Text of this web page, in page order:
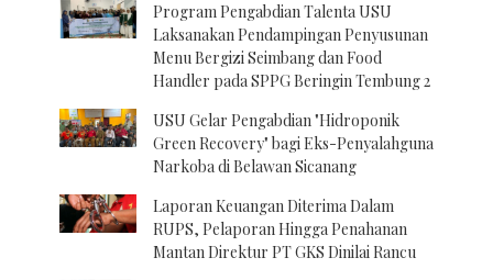
Program Pengabdian Talenta USU
Laksanakan Pendampingan Penyusunan
Menu Bergizi Seimbang dan Food
Handler pada SPPG Beringin Tembung 2
USU Gelar Pengabdian "Hidroponik
Green Recovery" bagi Eks-Penyalahguna
Narkoba di Belawan Sicanang
Laporan Keuangan Diterima Dalam
RUPS, Pelaporan Hingga Penahanan
Mantan Direktur PT GKS Dinilai Rancu